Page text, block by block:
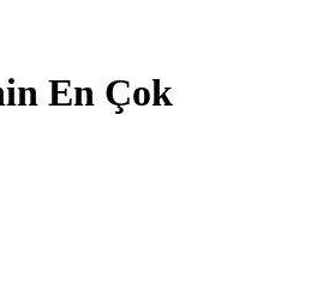
En Çok